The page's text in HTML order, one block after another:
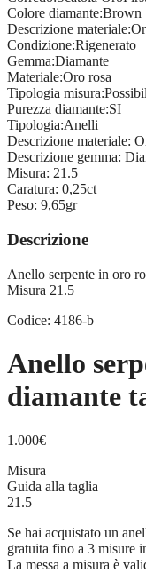
Colore diamante:Brown
Descrizione materiale:
Condizione:Rigenerato
Gemma:Diamante
Materiale:Oro rosa
Tipologia misura:
Purezza diamante:SI
Tipologia:Anelli
Descrizione materiale:
Descrizione gemma:
Misura: 21.5
Caratura: 0,25ct
Peso: 9,65gr
Descrizione
Anello serpente in oro
Misura 21.5
Codice: 4186-b
Anello
diamante
1.000€
Misura
Guida alla taglia
21.5
Se hai acquistato un
gratuita fino a 3 misure
La messa a misura è